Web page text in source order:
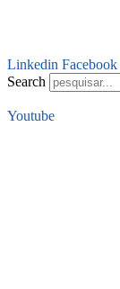
Linkedin Facebook
Search
Youtube